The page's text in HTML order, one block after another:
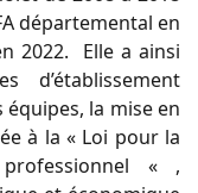
départemental en
2022. Elle a ainsi
d’établissement
équipes, la mise en
à la « Loi pour la
« ,